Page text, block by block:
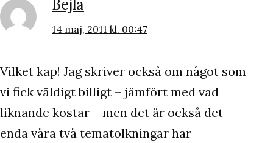
Bejla
14 maj, 2011 kl. 00:47
Vilket kap! Jag skriver också om något som
vi fick väldigt billigt – jämfört med vad
liknande kostar – men det är också det
enda våra två tematolkningar har